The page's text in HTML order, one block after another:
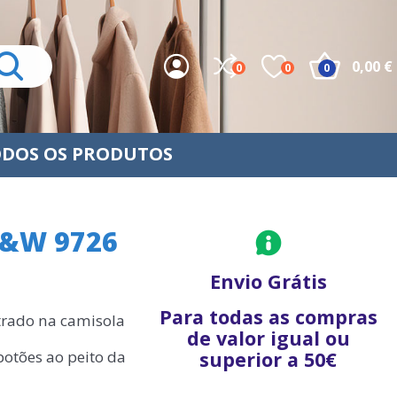
0 0 0,00 €
0
OS PRODUTOS
9726
na camisola
ao peito da
Envio Grátis
Para todas as compras
de valor igual ou
superior a 50€